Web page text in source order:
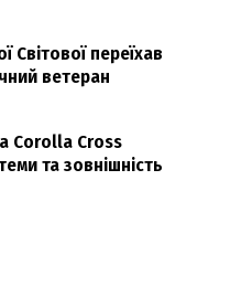
Світової переїхав
ветеран
Corolla Cross
та зовнішність